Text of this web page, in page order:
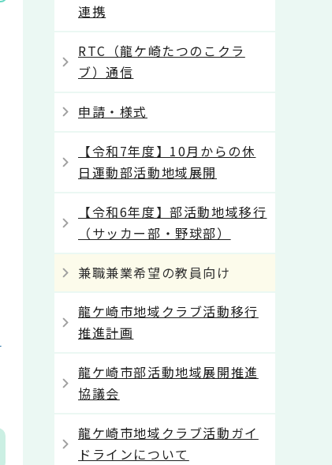
連携
RTC（龍ケ崎たつのこクラ
ブ）通信
申請・様式
【令和7年度】10月からの休
日運動部活動地域展開
【令和6年度】部活動地域移行
（サッカー部・野球部）
兼職兼業希望の教員向け
龍ケ崎市地域クラブ活動移行
推進計画
龍ケ崎市部活動地域展開推進
協議会
龍ケ崎市地域クラブ活動ガイ
ドラインについて